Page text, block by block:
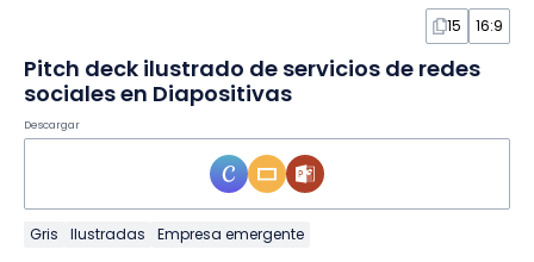
15 16:9
Pitch deck ilustrado de servicios de redes
sociales en Diapositivas
Descargar
Gris Ilustradas Empresa emergente